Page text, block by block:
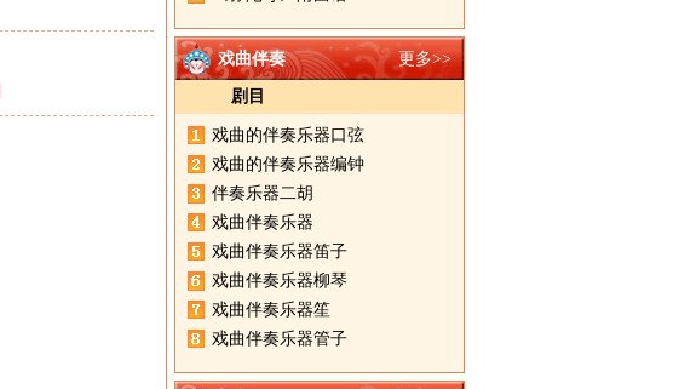
更多>>
戏曲伴奏
剧目
戏曲的伴奏乐器口弦
戏曲的伴奏乐器编钟
伴奏乐器二胡
戏曲伴奏乐器
戏曲伴奏乐器笛子
戏曲伴奏乐器柳琴
戏曲伴奏乐器笙
戏曲伴奏乐器管子